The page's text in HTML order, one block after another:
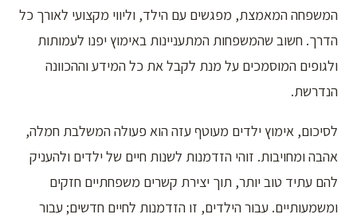
המשפחה המאמצת, מפגשים עם הילד, וליווי מקצועי לאורך כל
הדרך. חשוב שהמשפחות המתעניינות באימוץ יפנו לעמותות
ולגופים המוסמכים על מנת לקבל את כל המידע וההכוונה
הנדרשת.
לסיכום, אימוץ ילדים מעוטף עזה הוא פעולה המשלבת חמלה,
אהבה ומחויבות. זוהי הזדמנות לשנות חיים של ילדים ולהעניק
להם עתיד טוב יותר, תוך יצירת קשרים משפחתיים חזקים
ומשמעותיים. עבור הילדים, זו הזדמנות לחיים חדשים; עבור